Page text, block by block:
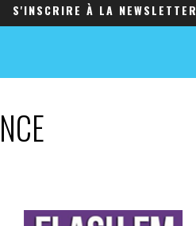
S'INSCRIRE À LA NEWSLETTER